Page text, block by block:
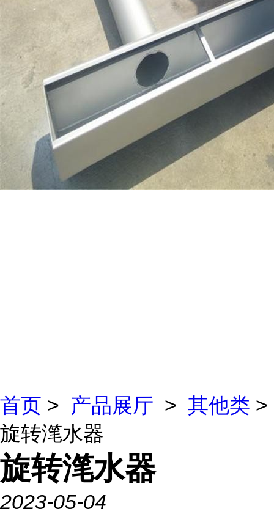
首页 > 产品展厅 > 其他类 >
旋转滗水器
旋转滗水器
2023-05-04